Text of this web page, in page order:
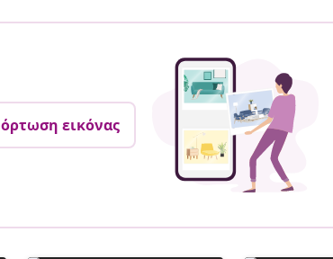
εικόνας